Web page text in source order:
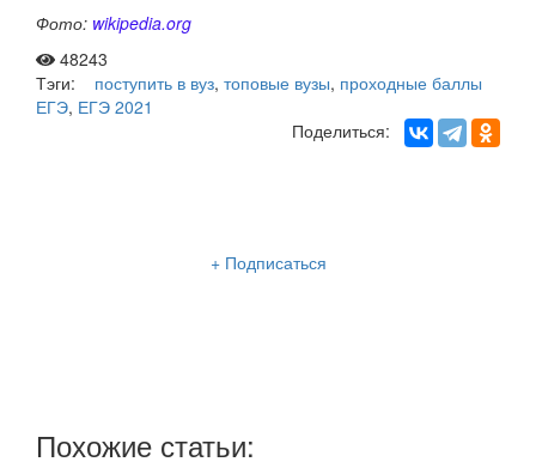
Фото: wikipedia.org
48243
Тэги:
поступить в вуз, топовые вузы, проходные баллы
ЕГЭ, ЕГЭ 2021
Поделиться:
+ Подписаться
Похожие статьи: